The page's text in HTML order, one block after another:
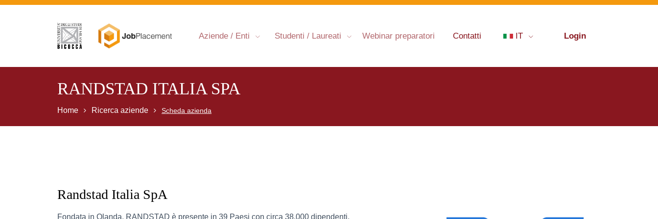
Aziende / Enti Studenti / Laureati Webinar preparatori Contatti IT Login
RANDSTAD ITALIA SPA
Home Ricerca aziende Scheda azienda
Randstad Italia SpA
Fondata in Olanda, RANDSTAD è presente in 39 Paesi con circa 38.000 dipendenti.